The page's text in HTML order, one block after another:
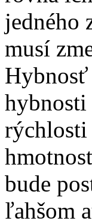
jedného
musí
Hybnosť
hybnosti
rýchlosti
bude
ľahšom